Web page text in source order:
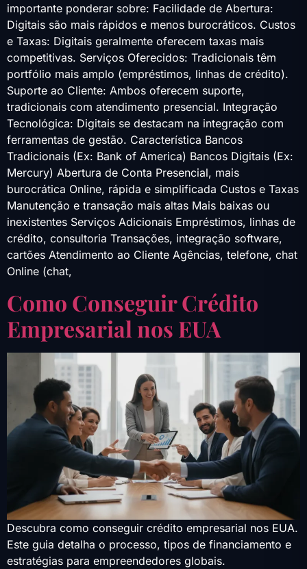
importante ponderar sobre: Facilidade de Abertura:
Digitais são mais rápidos e menos burocráticos. Custos
e Taxas: Digitais geralmente oferecem taxas mais
competitivas. Serviços Oferecidos: Tradicionais têm
portfólio mais amplo (empréstimos, linhas de crédito).
Suporte ao Cliente: Ambos oferecem suporte,
tradicionais com atendimento presencial. Integração
Tecnológica: Digitais se destacam na integração com
ferramentas de gestão. Característica Bancos
Tradicionais (Ex: Bank of America) Bancos Digitais (Ex:
Mercury) Abertura de Conta Presencial, mais
burocrática Online, rápida e simplificada Custos e Taxas
Manutenção e transação mais altas Mais baixas ou
inexistentes Serviços Adicionais Empréstimos, linhas de
crédito, consultoria Transações, integração software,
cartões Atendimento ao Cliente Agências, telefone, chat
Online (chat,
Como Conseguir Crédito
Empresarial nos EUA
Descubra como conseguir crédito empresarial nos EUA.
Este guia detalha o processo, tipos de financiamento e
estratégias para empreendedores globais.